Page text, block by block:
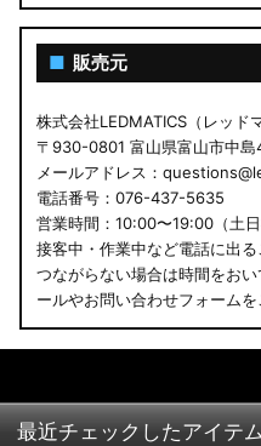
■ 販売元
株式会社LEDMATICS（レッド
〒930-0801 富山県富山市中
メールアドレス：
電話番号：076-437-5635
営業時間：10:00〜19:00（土日
接客中・作業中など電話に出る
つながらない場合は時間をお
ールやお問い合わせフォームを
最近チェックしたアイテ